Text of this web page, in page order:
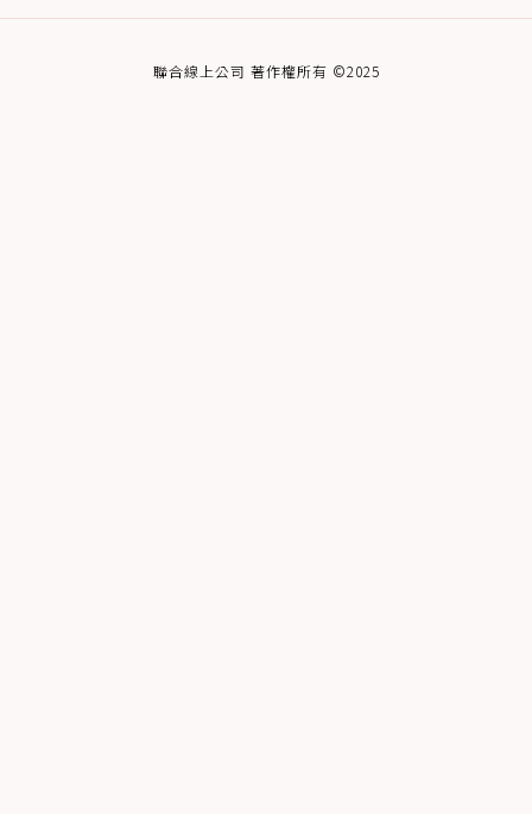
聯合線上公司 著作權所有 ©2025